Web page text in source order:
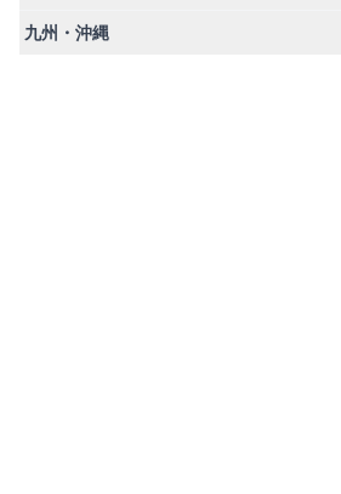
九州・沖縄